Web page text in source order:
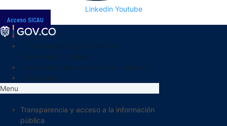
Linkedin Youtube
Acceso SICAU
Menu
Transparencia y acceso a la información
pública